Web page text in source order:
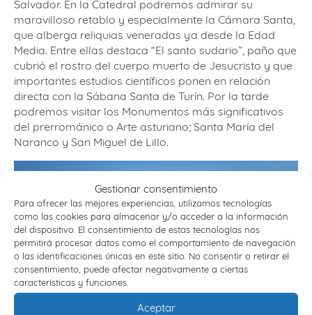
Gestionar consentimiento
Para ofrecer las mejores experiencias, utilizamos tecnologías
como las cookies para almacenar y/o acceder a la información
del dispositivo. El consentimiento de estas tecnologías nos
permitirá procesar datos como el comportamiento de navegación
o las identificaciones únicas en este sitio. No consentir o retirar el
consentimiento, puede afectar negativamente a ciertas
características y funciones.
Aceptar
Salvador. En la Catedral podremos admirar su
maravilloso retablo y especialmente la Cámara Santa,
que alberga reliquias veneradas ya desde la Edad
Media. Entre ellas destaca “El santo sudario”, paño que
cubrió el rostro del cuerpo muerto de Jesucristo y que
importantes estudios científicos ponen en relación
directa con la Sábana Santa de Turín. Por la tarde
podremos visitar los Monumentos más significativos
del prerrománico o Arte asturiano; Santa María del
Naranco y San Miguel de Lillo.